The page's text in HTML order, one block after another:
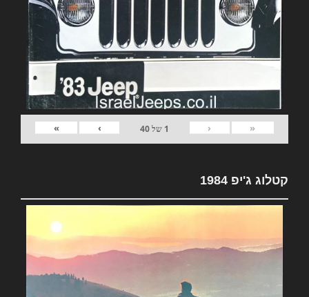
«
‹
1 של40
›
»
קטלוג ג'יפ 1984